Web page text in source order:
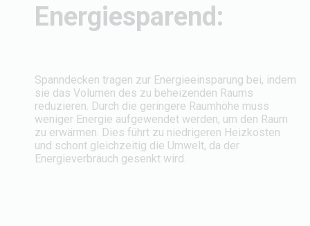
Energiesparend:
Spanndecken tragen zur Energieeinsparung bei, indem
sie das Volumen des zu beheizenden Raums
reduzieren. Durch die geringere Raumhöhe muss
weniger Energie aufgewendet werden, um den Raum
zu erwärmen. Dies führt zu niedrigeren Heizkosten
und schont gleichzeitig die Umwelt, da der
Energieverbrauch gesenkt wird.